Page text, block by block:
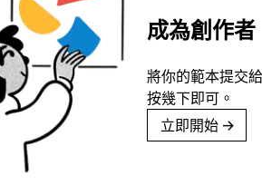
成為創作者
將你的範本提交
按幾下即可。
立即開始 →